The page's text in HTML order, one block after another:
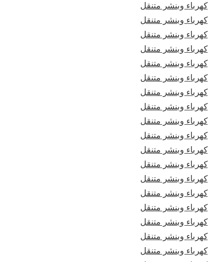
كهرباء وبنشر متنقل
كهرباء وبنشر متنقل
كهرباء وبنشر متنقل
كهرباء وبنشر متنقل
كهرباء وبنشر متنقل
كهرباء وبنشر متنقل
كهرباء وبنشر متنقل
كهرباء وبنشر متنقل
كهرباء وبنشر متنقل
كهرباء وبنشر متنقل
كهرباء وبنشر متنقل
كهرباء وبنشر متنقل
كهرباء وبنشر متنقل
كهرباء وبنشر متنقل
كهرباء وبنشر متنقل
كهرباء وبنشر متنقل
كهرباء وبنشر متنقل
كهرباء وبنشر متنقل